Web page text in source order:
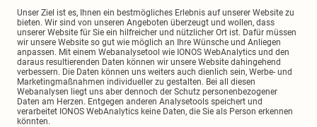
Unser Ziel ist es, Ihnen ein bestmögliches Erlebnis auf unserer Website zu
bieten. Wir sind von unseren Angeboten überzeugt und wollen, dass
unserer Website für Sie ein hilfreicher und nützlicher Ort ist. Dafür müssen
wir unsere Website so gut wie möglich an Ihre Wünsche und Anliegen
anpassen. Mit einem Webanalysetool wie IONOS WebAnalytics und den
daraus resultierenden Daten können wir unsere Website dahingehend
verbessern. Die Daten können uns weiters auch dienlich sein, Werbe- und
Marketingmaßnahmen individueller zu gestalten. Bei all diesen
Webanalysen liegt uns aber dennoch der Schutz personenbezogener
Daten am Herzen. Entgegen anderen Analysetools speichert und
verarbeitet IONOS WebAnalytics keine Daten, die Sie als Person erkennen
könnten.